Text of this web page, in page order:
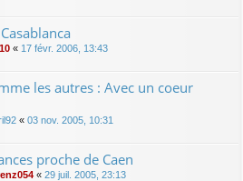
« 17 févr. 2006, 13:43
les autres : Avec un coeur
« 03 nov. 2005, 10:31
proche de Caen
« 29 juil. 2005, 23:13